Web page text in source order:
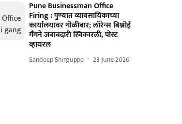
Pune Businessman Office
Firing : पुण्यात व्यावसायिकाच्या
कार्यालयावर गोळीबार; लॉरेन्स बिश्नोई
गँगने जबाबदारी स्विकारली, पोस्ट
व्हायरल
Sandeep Shirguppe 23 June 2026